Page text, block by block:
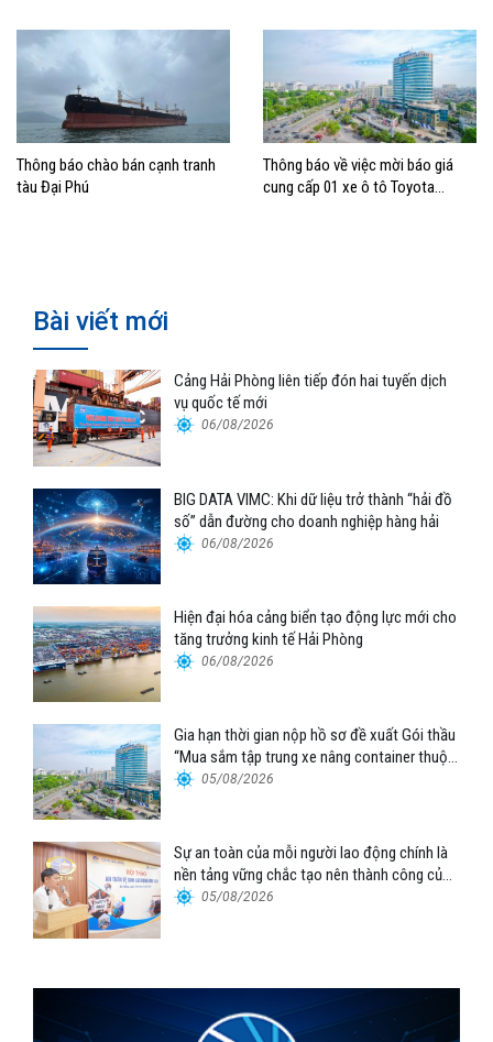
Thông báo chào bán cạnh tranh
tàu Đại Phú
Thông báo về việc mời báo giá
cung cấp 01 xe ô tô Toyota
Bài viết mới
Cảng Hải Phòng liên tiếp đón hai tuyến dịch
vụ quốc tế mới
06/08/2026
BIG DATA VIMC: Khi dữ liệu trở thành “hải đồ
số” dẫn đường cho doanh nghiệp hàng hải
06/08/2026
Hiện đại hóa cảng biển tạo động lực mới cho
tăng trưởng kinh tế Hải Phòng
06/08/2026
Gia hạn thời gian nộp hồ sơ đề xuất Gói thầu
“Mua sắm tập trung xe nâng container thuộc
Tổng công ty Hàng hải Việt Nam – CTCP”
05/08/2026
Sự an toàn của mỗi người lao động chính là
nền tảng vững chắc tạo nên thành công của
Cảng Đà Nẵng
05/08/2026